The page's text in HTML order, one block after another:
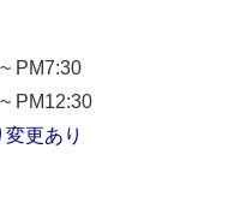
PM7:30
PM12:30
更あり